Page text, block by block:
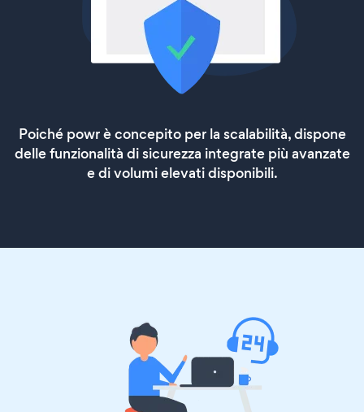
Poiché powr è concepito per la scalabilità, dispone
delle funzionalità di sicurezza integrate più avanzate
e di volumi elevati disponibili.